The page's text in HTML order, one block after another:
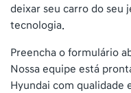
deixar seu carro do
tecnologia.
Preencha o formulário
Nossa equipe está
Hyundai com qualidade